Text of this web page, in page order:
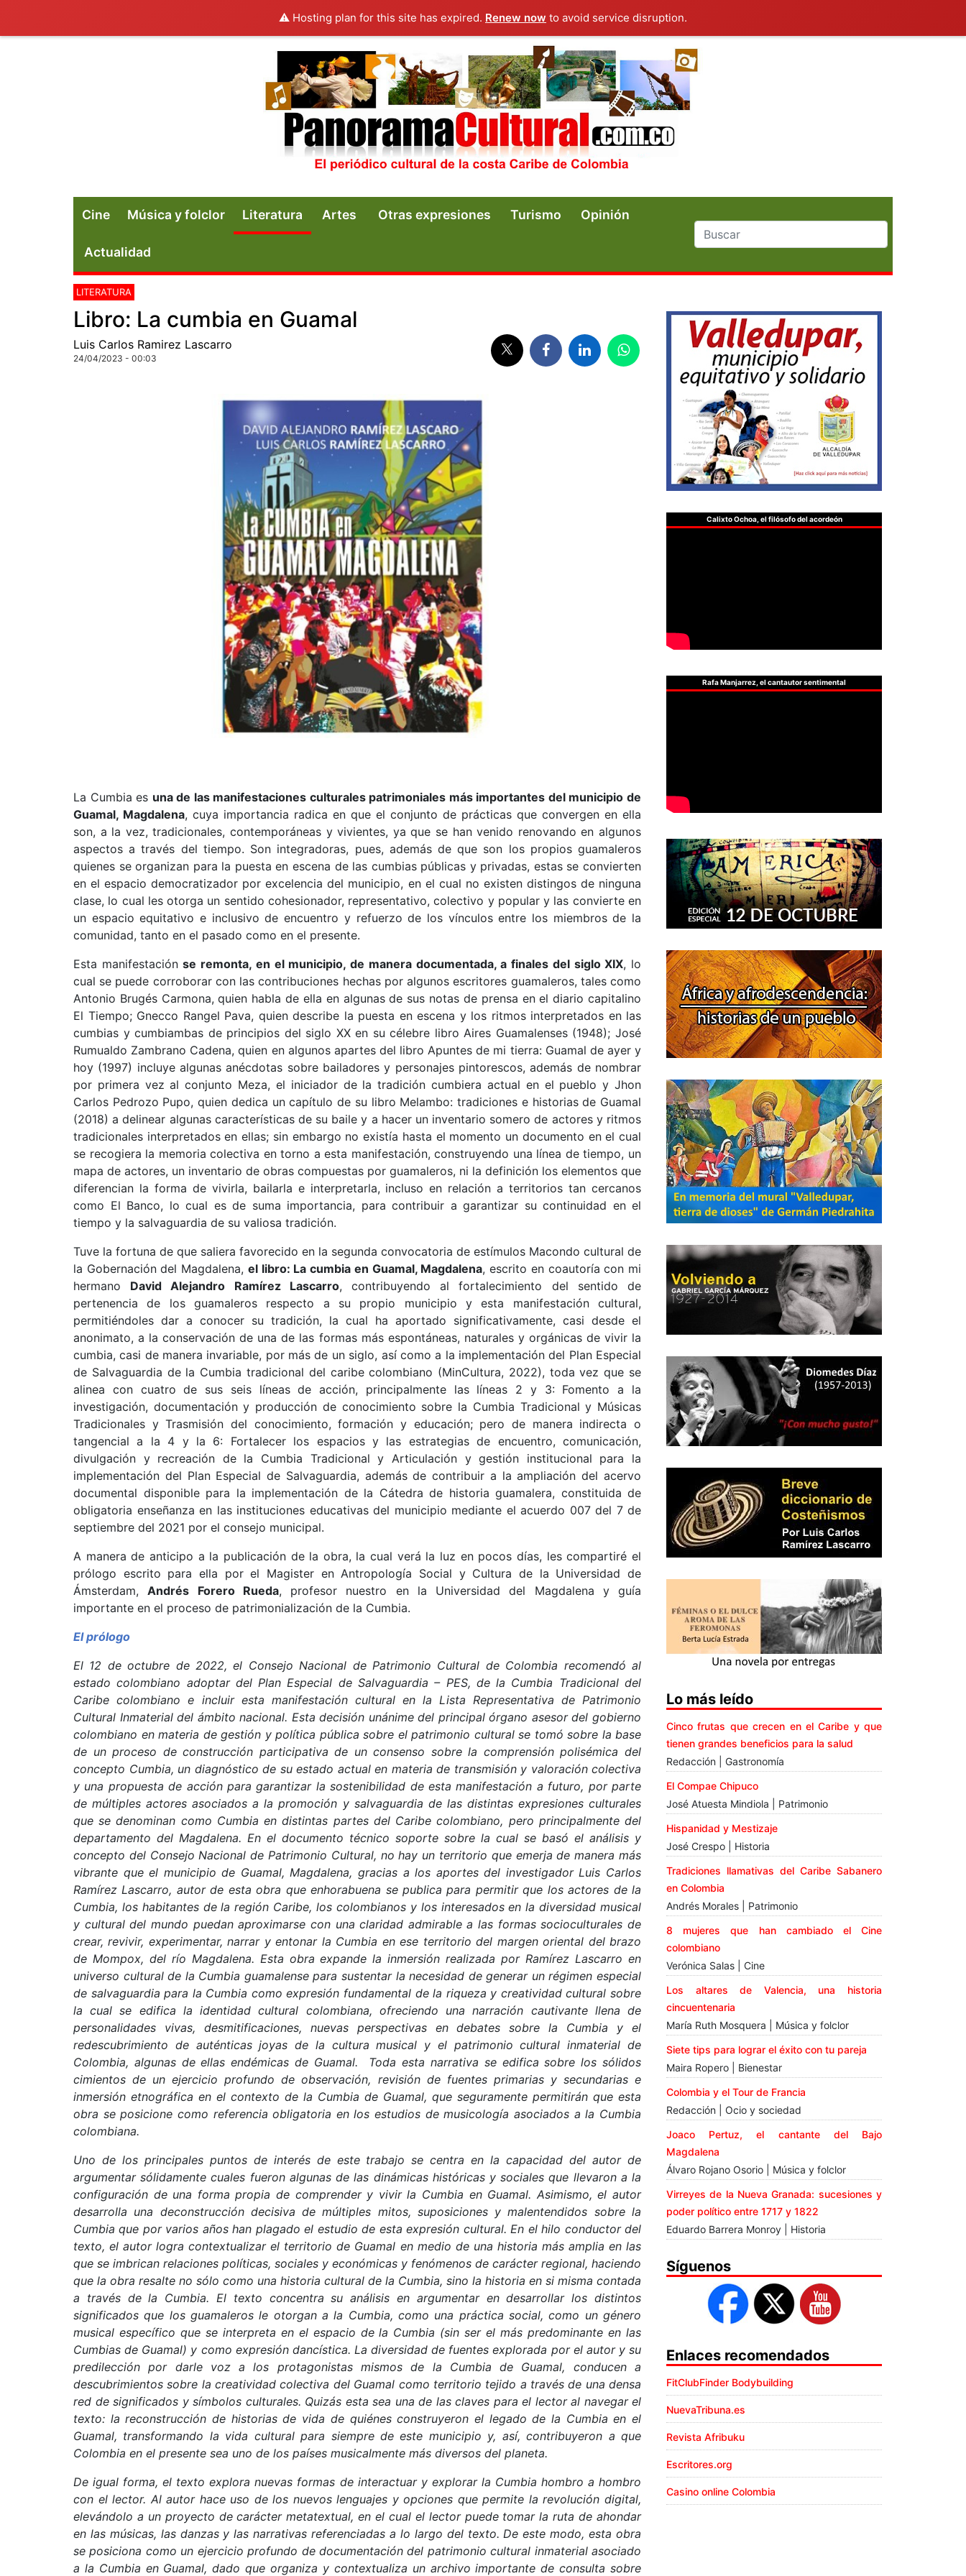
⚠️ Hosting plan for this site has expired. Renew now to avoid service disruption.
Cine Música y folclor Literatura Artes Otras expresiones Turismo Opinión
Actualidad
LITERATURA
Libro: La cumbia en Guamal
Luis Carlos Ramirez Lascarro
24/04/2023 - 00:03
La Cumbia es una de las manifestaciones culturales patrimoniales más importantes del municipio de
Guamal, Magdalena, cuya importancia radica en que el conjunto de prácticas que convergen en ella
son, a la vez, tradicionales, contemporáneas y vivientes, ya que se han venido renovando en algunos
aspectos a través del tiempo. Son integradoras, pues, además de que son los propios guamaleros
quienes se organizan para la puesta en escena de las cumbias públicas y privadas, estas se convierten
en el espacio democratizador por excelencia del municipio, en el cual no existen distingos de ninguna
clase, lo cual les otorga un sentido cohesionador, representativo, colectivo y popular y las convierte en
un espacio equitativo e inclusivo de encuentro y refuerzo de los vínculos entre los miembros de la
comunidad, tanto en el pasado como en el presente.
Esta manifestaciónse remonta, en el municipio, de manera documentada, a finales del siglo XIX, lo
cual se puede corroborar con las contribuciones hechas por algunos escritores guamaleros, tales como
Antonio Brugés Carmona, quien habla de ella en algunas de sus notas de prensa en el diario capitalino
El Tiempo; Gnecco Rangel Pava, quien describe la puesta en escena y los ritmos interpretados en las
cumbias y cumbiambas de principios del siglo XX en su célebre libro Aires Guamalenses (1948); José
Rumualdo Zambrano Cadena, quien en algunos apartes del libro Apuntes de mi tierra: Guamal de ayer y
hoy (1997) incluye algunas anécdotas sobre bailadores y personajes pintorescos, además de nombrar
por primera vez al conjunto Meza, el iniciador de la tradición cumbiera actual en el pueblo y Jhon
Carlos Pedrozo Pupo, quien dedica un capítulo de su libro Melambo: tradiciones e historias de Guamal
(2018) a delinear algunas características de su baile y a hacer un inventario somero de actores y ritmos
tradicionales interpretados en ellas; sin embargo no existía hasta el momento un documento en el cual
se recogiera la memoria colectiva en torno a esta manifestación, construyendo una línea de tiempo, un
mapa de actores, un inventario de obras compuestas por guamaleros, ni la definición los elementos que
diferencian la forma de vivirla, bailarla e interpretarla, incluso en relación a territorios tan cercanos
como El Banco, lo cual es de suma importancia, para contribuir a garantizar su continuidad en el
tiempo y la salvaguardia de su valiosa tradición.
Tuve la fortuna de que saliera favorecido en la segunda convocatoria de estímulos Macondo cultural de
la Gobernación del Magdalena, el libro: La cumbia en Guamal, Magdalena, escrito en coautoría con mi
hermano David Alejandro Ramírez Lascarro, contribuyendo al fortalecimiento del sentido de
pertenencia de los guamaleros respecto a su propio municipio y esta manifestación cultural,
permitiéndoles dar a conocer su tradición, la cual ha aportado significativamente, casi desde el
anonimato, a la conservación de una de las formas más espontáneas, naturales y orgánicas de vivir la
cumbia, casi de manera invariable, por más de un siglo, así como a la implementación del Plan Especial
de Salvaguardia de la Cumbia tradicional del caribe colombiano (MinCultura, 2022), toda vez que se
alinea con cuatro de sus seis líneas de acción, principalmente las líneas 2 y 3: Fomento a la
investigación, documentación y producción de conocimiento sobre la Cumbia Tradicional y Músicas
Tradicionales y Trasmisión del conocimiento, formación y educación; pero de manera indirecta o
tangencial a la 4 y la 6: Fortalecer los espacios y las estrategias de encuentro, comunicación,
divulgación y recreación de la Cumbia Tradicional y Articulación y gestión institucional para la
implementación del Plan Especial de Salvaguardia, además de contribuir a la ampliación del acervo
documental disponible para la implementación de la Cátedra de historia guamalera, constituida de
obligatoria enseñanza en las instituciones educativas del municipio mediante el acuerdo 007 del 7 de
septiembre del 2021 por el consejo municipal.
A manera de anticipo a la publicación de la obra, la cual verá la luz en pocos días, les compartiré el
prólogo escrito para ella por el Magister en Antropología Social y Cultura de la Universidad de
Ámsterdam,Andrés Forero Rueda, profesor nuestro en la Universidad del Magdalena y guía
importante en el proceso de patrimonialización de la Cumbia.
El prólogo
El 12 de octubre de 2022, el Consejo Nacional de Patrimonio Cultural de Colombia recomendó al
estado colombiano adoptar del Plan Especial de Salvaguardia – PES, de la Cumbia Tradicional del
Caribe colombiano e incluir esta manifestación cultural en la Lista Representativa de Patrimonio
Cultural Inmaterial del ámbito nacional. Esta decisión unánime del principal órgano asesor del gobierno
colombiano en materia de gestión y política pública sobre el patrimonio cultural se tomó sobre la base
de un proceso de construcción participativa de un consenso sobre la comprensión polisémica del
concepto Cumbia, un diagnóstico de su estado actual en materia de transmisión y valoración colectiva
y una propuesta de acción para garantizar la sostenibilidad de esta manifestación a futuro, por parte
de múltiples actores asociados a la promoción y salvaguardia de las distintas expresiones culturales
que se denominan como Cumbia en distintas partes del Caribe colombiano, pero principalmente del
departamento del Magdalena. En el documento técnico soporte sobre la cual se basó el análisis y
concepto del Consejo Nacional de Patrimonio Cultural, no hay un territorio que emerja de manera más
vibrante que el municipio de Guamal, Magdalena, gracias a los aportes del investigador Luis Carlos
Ramírez Lascarro, autor de esta obra que enhorabuena se publica para permitir que los actores de la
Cumbia, los habitantes de la región Caribe, los colombianos y los interesados en la diversidad musical
y cultural del mundo puedan aproximarse con una claridad admirable a las formas socioculturales de
crear, revivir, experimentar, narrar y entonar la Cumbia en ese territorio del margen oriental del brazo
de Mompox, del río Magdalena. Esta obra expande la inmersión realizada por Ramírez Lascarro en
universo cultural de la Cumbia guamalense para sustentar la necesidad de generar un régimen especial
de salvaguardia para la Cumbia como expresión fundamental de la riqueza y creatividad cultural sobre
la cual se edifica la identidad cultural colombiana, ofreciendo una narración cautivante llena de
personalidades vivas, desmitificaciones, nuevas perspectivas en debates sobre la Cumbia y el
redescubrimiento de auténticas joyas de la cultura musical y el patrimonio cultural inmaterial de
Colombia, algunas de ellas endémicas de Guamal. Toda esta narrativa se edifica sobre los sólidos
cimientos de un ejercicio profundo de observación, revisión de fuentes primarias y secundarias e
inmersión etnográfica en el contexto de la Cumbia de Guamal, que seguramente permitirán que esta
obra se posicione como referencia obligatoria en los estudios de musicología asociados a la Cumbia
colombiana.
Uno de los principales puntos de interés de este trabajo se centra en la capacidad del autor de
argumentar sólidamente cuales fueron algunas de las dinámicas históricas y sociales que llevaron a la
configuración de una forma propia de comprender y vivir la Cumbia en Guamal. Asimismo, el autor
desarrolla una deconstrucción decisiva de múltiples mitos, suposiciones y malentendidos sobre la
Cumbia que por varios años han plagado el estudio de esta expresión cultural. En el hilo conductor del
texto, el autor logra contextualizar el territorio de Guamal en medio de una historia más amplia en las
que se imbrican relaciones políticas, sociales y económicas y fenómenos de carácter regional, haciendo
que la obra resalte no sólo como una historia cultural de la Cumbia, sino la historia en si misma contada
a través de la Cumbia. El texto concentra su análisis en argumentar en desarrollar los distintos
significados que los guamaleros le otorgan a la Cumbia, como una práctica social, como un género
musical específico que se interpreta en el espacio de la Cumbia (sin ser el más predominante en las
Cumbias de Guamal) y como expresión dancística. La diversidad de fuentes explorada por el autor y su
predilección por darle voz a los protagonistas mismos de la Cumbia de Guamal, conducen a
descubrimientos sobre la creatividad colectiva del Guamal como territorio tejido a través de una densa
red de significados y símbolos culturales. Quizás esta sea una de las claves para el lector al navegar el
texto: la reconstrucción de historias de vida de quiénes construyeron el legado de la Cumbia en el
Guamal, transformando la vida cultural para siempre de este municipio y, así, contribuyeron a que
Colombia en el presente sea uno de los países musicalmente más diversos del planeta.
De igual forma, el texto explora nuevas formas de interactuar y explorar la Cumbia hombro a hombro
con el lector. Al autor hace uso de los nuevos lenguajes y opciones que permite la revolución digital,
elevándolo a un proyecto de carácter metatextual, en el cual el lector puede tomar la ruta de ahondar
en las músicas, las danzas y las narrativas referenciadas a lo largo del texto. De este modo, esta obra
se posiciona como un ejercicio profundo de documentación del patrimonio cultural inmaterial asociado
a la Cumbia en Guamal, dado que organiza y contextualiza un archivo importante de consulta sobre
Calixto Ochoa, el filósofo del acordeón
Rafa Manjarrez, el cantautor sentimental
Lo más leído
Cinco frutas que crecen en el Caribe y que
tienen grandes beneficios para la salud
Redacción | Gastronomía
El Compae Chipuco
José Atuesta Mindiola | Patrimonio
Hispanidad y Mestizaje
José Crespo | Historia
Tradiciones llamativas del Caribe Sabanero
en Colombia
Andrés Morales | Patrimonio
8 mujeres que han cambiado el Cine
colombiano
Verónica Salas | Cine
Los altares de Valencia, una historia
cincuentenaria
María Ruth Mosquera | Música y folclor
Siete tips para lograr el éxito con tu pareja
Maira Ropero | Bienestar
Colombia y el Tour de Francia
Redacción | Ocio y sociedad
Joaco Pertuz, el cantante del Bajo
Magdalena
Álvaro Rojano Osorio | Música y folclor
Virreyes de la Nueva Granada: sucesiones y
poder político entre 1717 y 1822
Eduardo Barrera Monroy | Historia
Síguenos
Enlaces recomendados
FitClubFinder Bodybuilding
NuevaTribuna.es
Revista Afribuku
Escritores.org
Casino online Colombia